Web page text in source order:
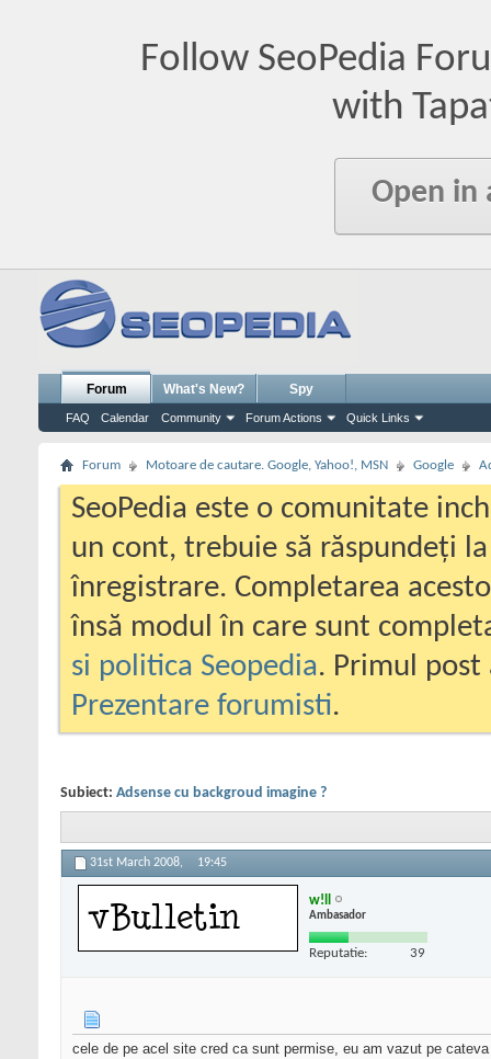
Follow SeoPedia
with
Open in
Forum
FAQ Calendar Community Forum Actions Quick Links
What's New? Spy
Forum Motoare de cautare. Google, Yahoo!, MSN Google
SeoPedia este o comunitate
un cont, trebuie să răspundeți
înregistrare. Completarea
însă modul în care sunt
si politica Seopedia. Primul
Prezentare forumisti.
Subiect: Adsense cu backgroud imagine ?
31st March 2008, 19:45
w!ll
Ambasador
Reputatie: 39
cele de pe acel site cred ca sunt permise, eu am vazut pe